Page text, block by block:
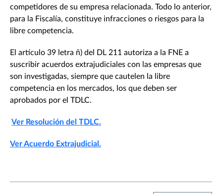
competidores de su empresa relacionada. Todo lo anterior,
para la Fiscalía, constituye infracciones o riesgos para la
libre competencia.
El artículo 39 letra ñ) del DL 211 autoriza a la FNE a
suscribir acuerdos extrajudiciales con las empresas que
son investigadas, siempre que cautelen la libre
competencia en los mercados, los que deben ser
aprobados por el TDLC.
Ver Resolución del TDLC.
Ver Acuerdo Extrajudicial.